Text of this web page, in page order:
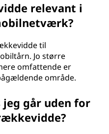
relevant i
til
Jo større
omfattende er
område.
jeg går uden for